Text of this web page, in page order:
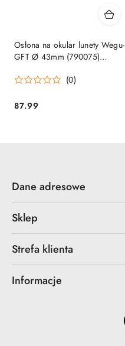
Osłona na okular lunety Wegu-
GFT Ø 43mm (790075)
(0)
Cena:
87.99
Dane adresowe
Sklep
Strefa klienta
Informacje